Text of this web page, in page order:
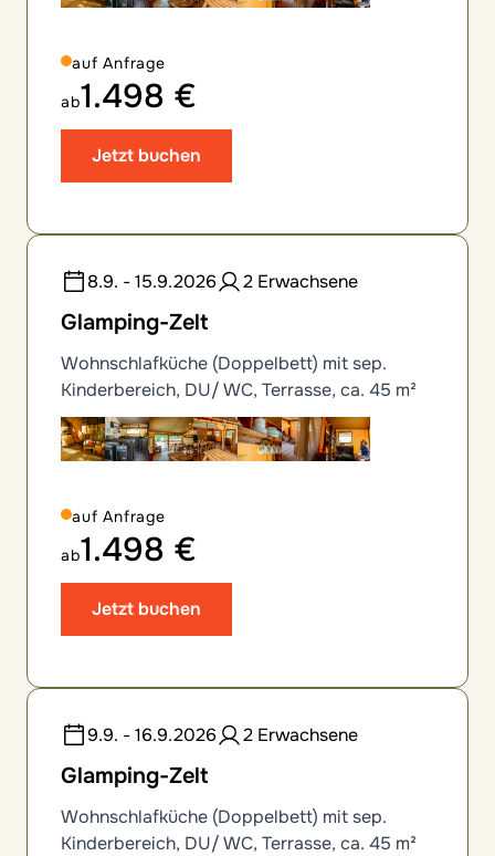
auf Anfrage
ab1.498 €
Jetzt buchen
8.9. - 15.9.2026 2 Erwachsene
Glamping-Zelt
Wohnschlafküche (Doppelbett) mit sep.
Kinderbereich, DU/ WC, Terrasse, ca. 45 m²
auf Anfrage
ab1.498 €
Jetzt buchen
9.9. - 16.9.2026 2 Erwachsene
Glamping-Zelt
Wohnschlafküche (Doppelbett) mit sep.
Kinderbereich, DU/ WC, Terrasse, ca. 45 m²